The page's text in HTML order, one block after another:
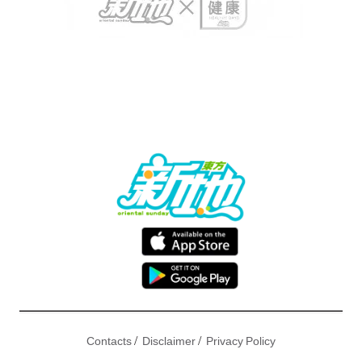
Contacts/ Disclaimer/ Privacy Policy